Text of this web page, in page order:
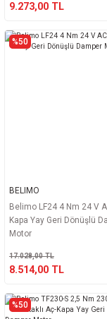
9.273,00 TL
%50
BELIMO
Belimo LF24 4 Nm 24 V
Kapa Yay Geri Dönüşlü
Motor
17.028,00 TL
8.514,00 TL
%50